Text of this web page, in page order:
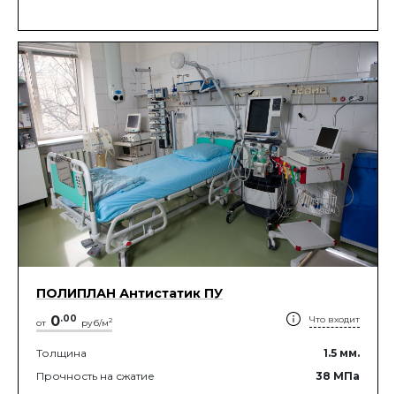
ПОЛИПЛАН Антистатик ПУ
от 0.00 руб/м2 Что входит
Толщина 1.5 мм.
Прочность на сжатие
38 МПа